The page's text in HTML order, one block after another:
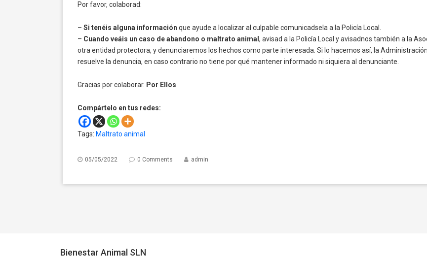
Por favor, colaborad:
– Si tenéis alguna información que ayude a localizar al culpable comunicadsela a la Policía Local.
– Cuando veáis un caso de abandono o maltrato animal , avisad a la Policía Local y avisadnos también a la
otra entidad protectora, y denunciaremos los hechos como parte interesada. Si lo hacemos así, la
resuelve la denuncia, en caso contrario no tiene por qué mantener informado ni siquiera al denunciante.
Gracias por colaborar. Por Ellos
Compártelo en tus redes:
Tags: Maltrato animal
05/05/2022 0 Comments admin
Bienestar Animal SLN